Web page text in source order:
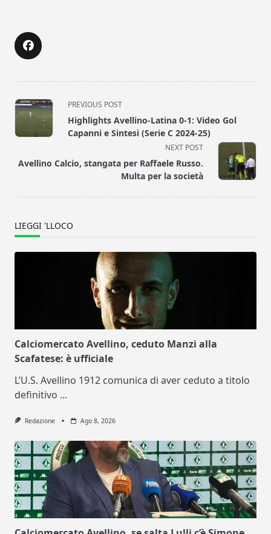
<span
class="nav-
subtitle
reader-
PREVIOUS POST
Highlights Avellino-Latina 0-1: Video Gol
Capanni e Sintesi (Serie C 2024-25)
NEXT POST
Avellino Calcio, stangata per Raffaele Russo.
Multa per la società
LIEGGI 'LLOCO
Calciomercato Avellino, ceduto Manzi alla
Scafatese: è ufficiale
L’U.S. Avellino 1912 comunica di aver ceduto a titolo
definitivo ...
Redazione Ago 8, 2026